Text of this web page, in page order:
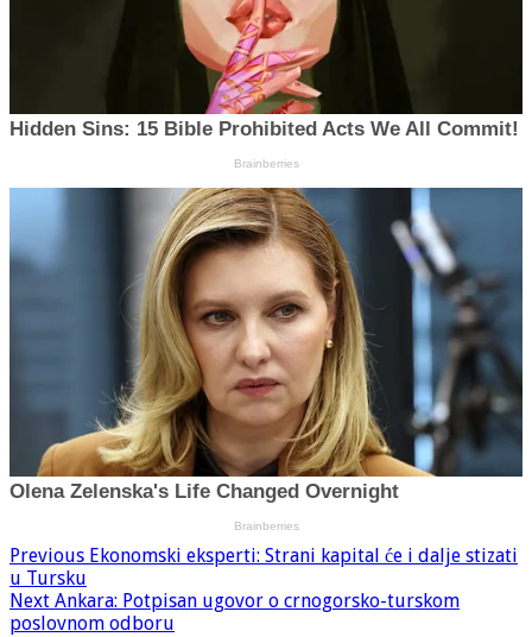
Previous Ekonomski eksperti: Strani kapital će i dalje stizati
u Tursku
Next Ankara: Potpisan ugovor o crnogorsko-turskom
poslovnom odboru